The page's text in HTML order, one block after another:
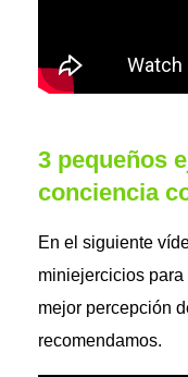
3 pequeños
conciencia
En el siguiente
miniejercicios
mejor percepción
recomendamos.